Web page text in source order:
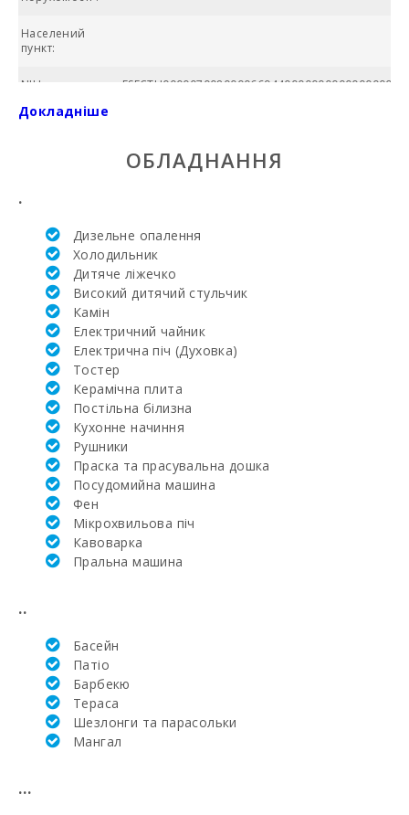
Населений
пункт:
NIU:
БАСЕЙН:
площа (м2):
№ ванних
кімнат:
Кількість
спалень:
Жила площа
(м2):
Поле для
гольфу La
Reserva Rotana
Поле для
гольфа Санта-
Понсе (км):
Поле для
гольфа Vall d´Or
Школа верхової
Верхова їзда
Академія та
тенісна школа
Докладніше
ОБЛАДНАННЯ
.
Дизельне опалення
Холодильник
Дитяче ліжечко
Високий дитячий стульчик
Камін
Електричний чайник
Електрична піч (Духовка)
Тостер
Керамічна плита
Постільна білизна
Кухонне начиння
Рушники
Праска та прасувальна дошка
Посудомийна машина
Фен
Мікрохвильова піч
Кавоварка
Пральна машина
..
Басейн
Патіо
Барбекю
Тераса
Шезлонги та парасольки
Mангал
...